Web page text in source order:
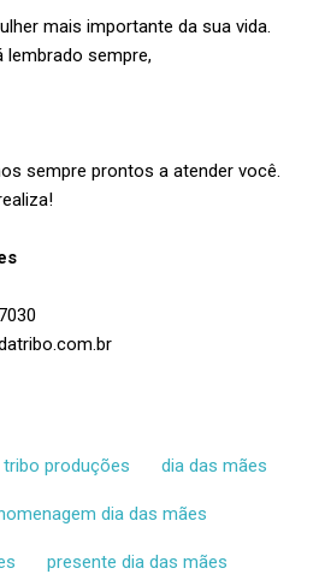
mais importante da sua vida.
lembrado sempre,
sempre prontos a atender você.
produções dia das mães
dia das mães
presente dia das mães